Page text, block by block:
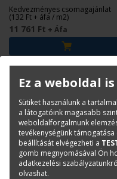
Kedvezményes csomagajánlat
(132 Ft + áfa / m2)
11 761 Ft + Áfa
Ez a weboldal
Sütiket használunk a
a látogatóink magasabb
weboldalforgalmunk
tevékenységünk
beállítását elvégezheti a
gomb megnyomásával Ön
adatkezelési
olvashat.